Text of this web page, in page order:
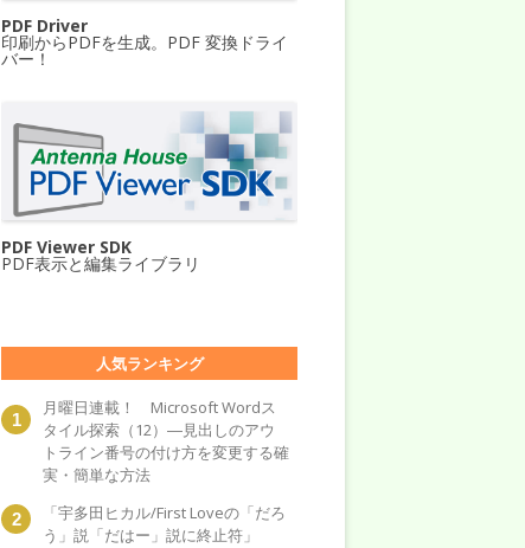
PDF Driver
印刷からPDFを生成。PDF 変換ドライ
バー！
PDF Viewer SDK
PDF表示と編集ライブラリ
人気ランキング
月曜日連載！ Microsoft Wordス
タイル探索（12）―見出しのアウ
トライン番号の付け方を変更する確
実・簡単な方法
「宇多田ヒカル/First Loveの「だろ
う」説「だはー」説に終止符」